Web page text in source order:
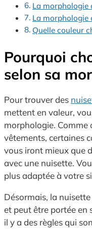
La morphologie
La morphologie
Quelle couleur
Pourquoi
selon sa
Pour trouver des
mettent en valeur,
morphologie. Comme
vêtements, certaines
vous iront mieux que
avec une nuisette.
plus adaptée à votre
Désormais, la nuisette
et peut être portée en
il y a des règles qui